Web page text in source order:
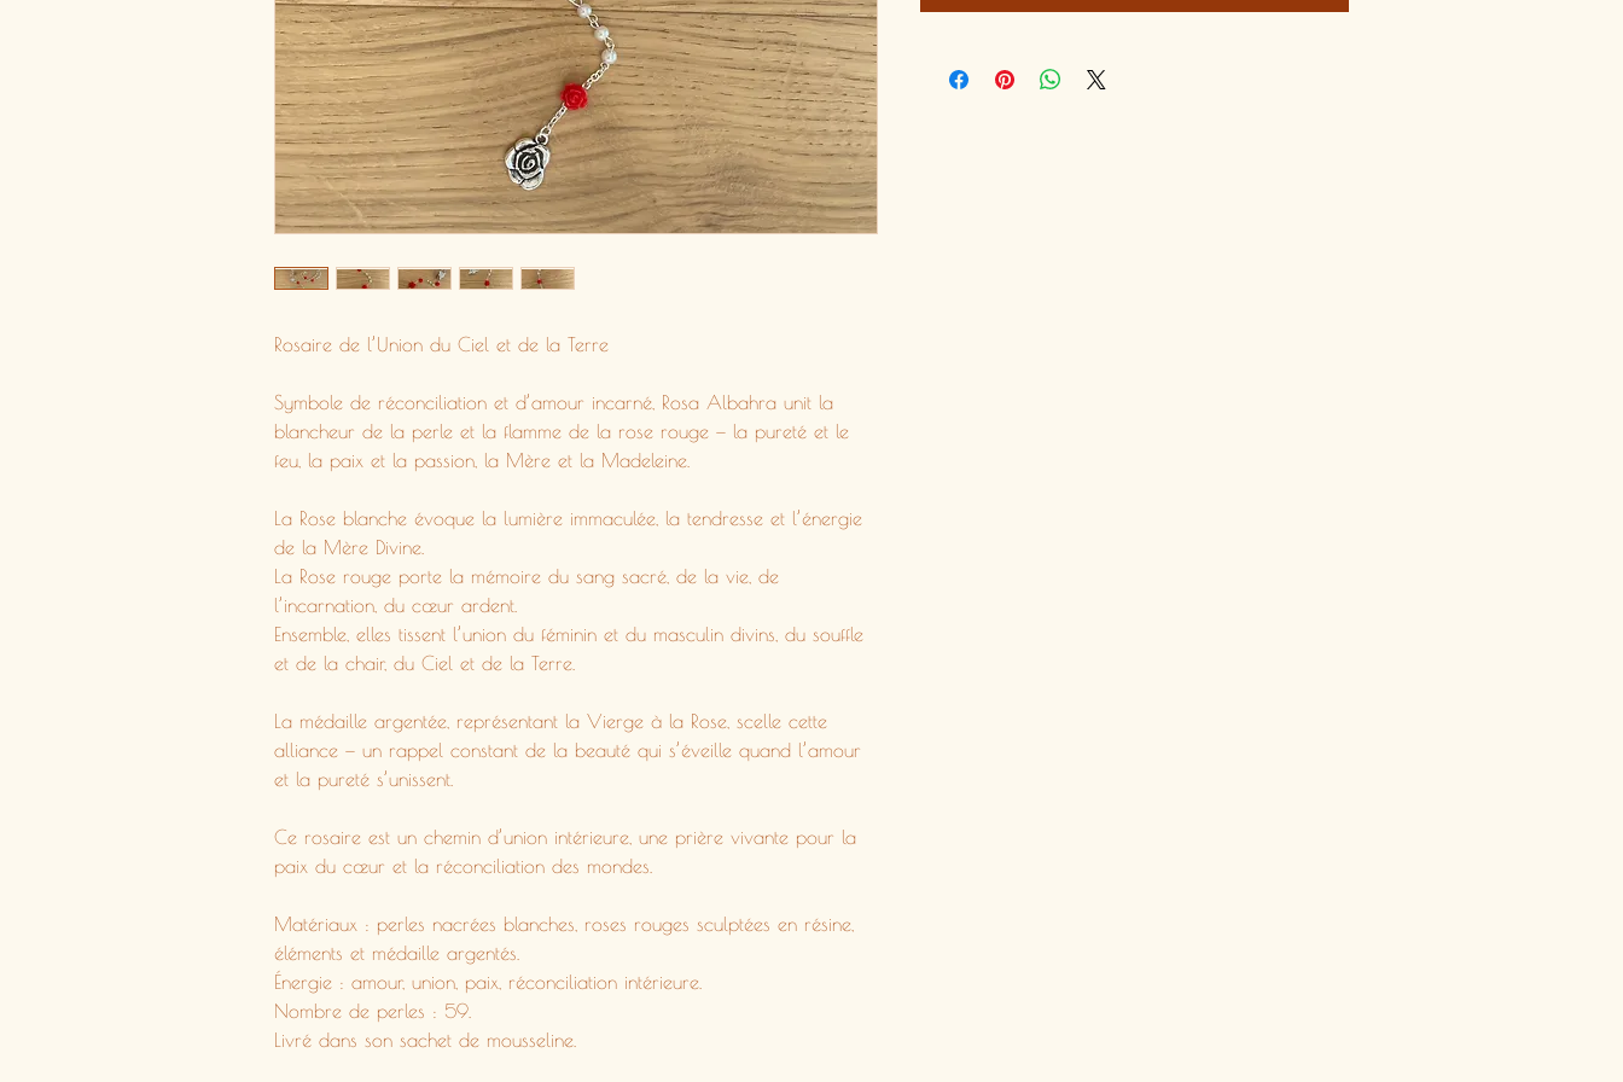
Rosaire de l’Union du Ciel et de la Terre
Symbole de réconciliation et d’amour incarné, Rosa Albahra unit la
blancheur de la perle et la flamme de la rose rouge — la pureté et le
feu, la paix et la passion, la Mère et la Madeleine.
La Rose blanche évoque la lumière immaculée, la tendresse et l’énergie
de la Mère Divine.
La Rose rouge porte la mémoire du sang sacré, de la vie, de
l’incarnation, du cœur ardent.
Ensemble, elles tissent l’union du féminin et du masculin divins, du souffle
et de la chair, du Ciel et de la Terre.
La médaille argentée, représentant la Vierge à la Rose, scelle cette
alliance — un rappel constant de la beauté qui s’éveille quand l’amour
et la pureté s’unissent.
Ce rosaire est un chemin d’union intérieure, une prière vivante pour la
paix du cœur et la réconciliation des mondes.
Matériaux : perles nacrées blanches, roses rouges sculptées en résine,
éléments et médaille argentés.
Énergie : amour, union, paix, réconciliation intérieure.
Nombre de perles : 59.
Livré dans son sachet de mousseline.